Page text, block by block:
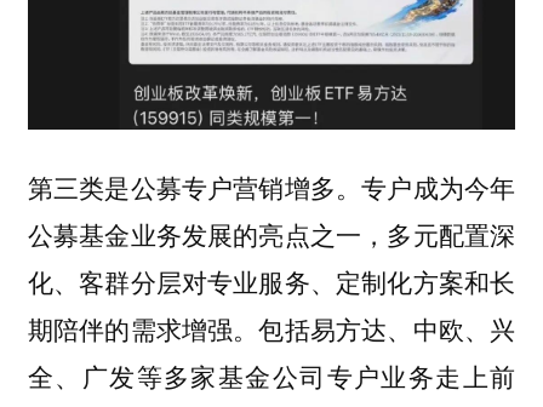
第三类是公募专户营销增多。专户成为今年
公募基金业务发展的亮点之一，多元配置深
化、客群分层对专业服务、定制化方案和长
期陪伴的需求增强。包括易方达、中欧、兴
全、广发等多家基金公司专户业务走上前